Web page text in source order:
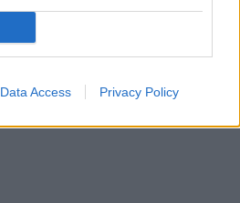
Data Access Privacy Policy